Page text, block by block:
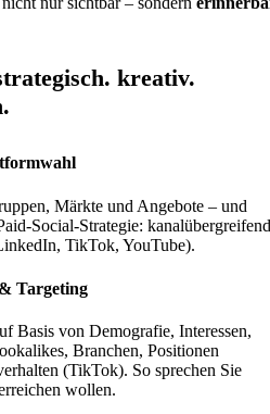
kreativ.
Märkte und Angebote – und
Social-Strategie: kanalübergreifend
TikTok, YouTube).
Targeting
Basis von Demografie, Interessen,
Branchen, Positionen
(TikTok). So sprechen Sie
wollen.